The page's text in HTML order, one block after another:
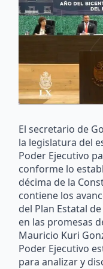
El secretario de
la legislatura del
Poder Ejecutivo
conforme lo
décima de la
contiene los
del Plan Estatal
en las promesas
Mauricio Kuri
Poder Ejecutivo
para analizar y